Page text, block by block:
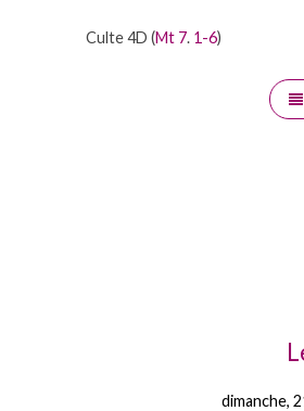
Culte 4D (Mt 7. 1-6)
dimanche,